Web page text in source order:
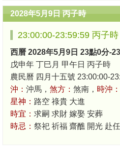
2028年5月9日 丙子時
23:00:00-23:59:59 丙子
西曆 2028年5月9日 23點0分-
戊申年 丁巳月 甲午日 丙子時
農民曆 四月十五號 23:00:00-
沖： 沖馬， 煞方： 煞南， 時沖：
星神： 路空 祿貴 大進
時宜： 求嗣 求財 嫁娶 安葬
時忌： 祭祀 祈福 齋醮 開光 赴